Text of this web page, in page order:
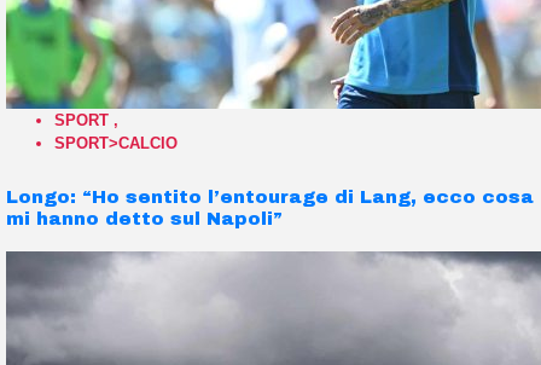
SPORT ,
SPORT>CALCIO
Longo: “Ho sentito l’entourage di Lang, ecco cosa
mi hanno detto sul Napoli”